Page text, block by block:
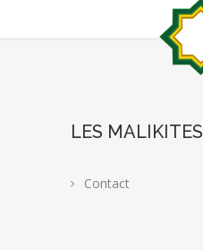
LES MALIKITES
Contact